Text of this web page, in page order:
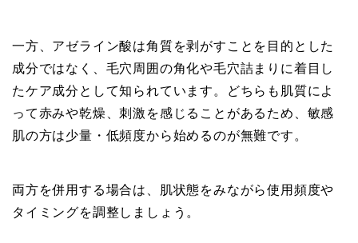
一方、アゼライン酸は角質を剥がすことを目的とした
成分ではなく、毛穴周囲の角化や毛穴詰まりに着目し
たケア成分として知られています。どちらも肌質によ
って赤みや乾燥、刺激を感じることがあるため、敏感
肌の方は少量・低頻度から始めるのが無難です。
両方を併用する場合は、肌状態をみながら使用頻度や
タイミングを調整しましょう。